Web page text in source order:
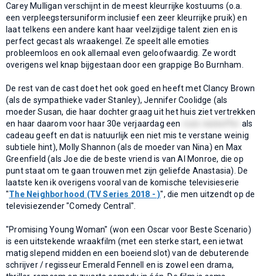
Carey Mulligan verschijnt in de meest kleurrijke kostuums (o.a.
een verpleegstersuniform inclusief een zeer kleurrijke pruik) en
laat telkens een andere kant haar veelzijdige talent zien en is
perfect gecast als wraakengel. Ze speelt alle emoties
probleemloos en ook allemaal even geloofwaardig. Ze wordt
overigens wel knap bijgestaan door een grappige Bo Burnham.
De rest van de cast doet het ook goed en heeft met Clancy Brown
(als de sympathieke vader Stanley), Jennifer Coolidge (als
moeder Susan, die haar dochter graag uit het huis ziet vertrekken
en haar daarom voor haar 30e verjaardag een
als
cadeau geeft en dat is natuurlijk een niet mis te verstane weinig
subtiele hint), Molly Shannon (als de moeder van Nina) en Max
Greenfield (als Joe die de beste vriend is van Al Monroe, die op
punt staat om te gaan trouwen met zijn geliefde Anastasia). De
laatste ken ik overigens vooral van de komische televisieserie
"The Neighborhood (TV Series 2018 - )", die men uitzendt op de
televisiezender "Comedy Central".
"Promising Young Woman" (won een Oscar voor Beste Scenario)
is een uitstekende wraakfilm (met een sterke start, een ietwat
matig slepend midden en een boeiend slot) van de debuterende
schrijver / regisseur Emerald Fennell en is zowel een drama,